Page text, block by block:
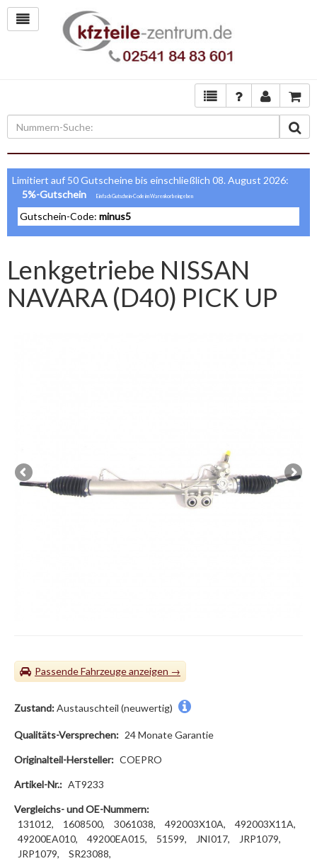
Limitiert auf 50 Gutscheine bis einschließlich 08. August 2026:
5%-Gutschein
Gutschein-Code: minus5
Lenkgetriebe NISSAN
NAVARA (D40) PICK UP
Passende Fahrzeuge
Zustand:Austauschteil (neuwertig)
Qualitäts-Versprechen: 24 Monate Garantie
Originalteil-Hersteller: COEPRO
Artikel-Nr.: AT9233
Vergleichs- und OE-Nummern:
131012,
1608500, 3061038, 492003X10A,
492003X11A,
49200EA010,
49200EA015, 51599, JNI017,
JRP1079,
JRP1079,
SR23088,